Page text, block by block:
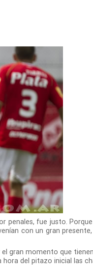
penales, fue justo.
con un gran
gran momento que tienen
del pitazo inicial las